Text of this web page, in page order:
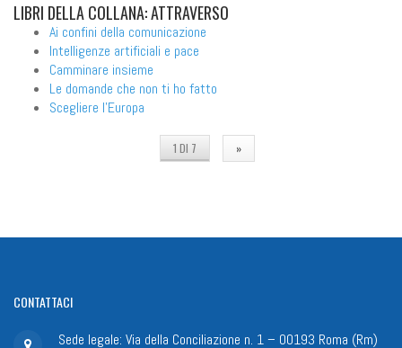
LIBRI DELLA COLLANA: ATTRAVERSO
Ai confini della comunicazione
Intelligenze artificiali e pace
Camminare insieme
Le domande che non ti ho fatto
Scegliere l'Europa
1 DI 7 »
CONTATTACI
Sede legale: Via della Conciliazione n. 1 – 00193 Roma (Rm)